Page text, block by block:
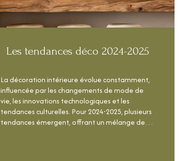
Les tendances déco 2024-2025
La décoration intérieure évolue constamment,
influencée par les changements de mode de
vie, les innovations technologiques et les
tendances culturelles. Pour 2024-2025, plusieurs
tendances émergent, offrant un mélange de